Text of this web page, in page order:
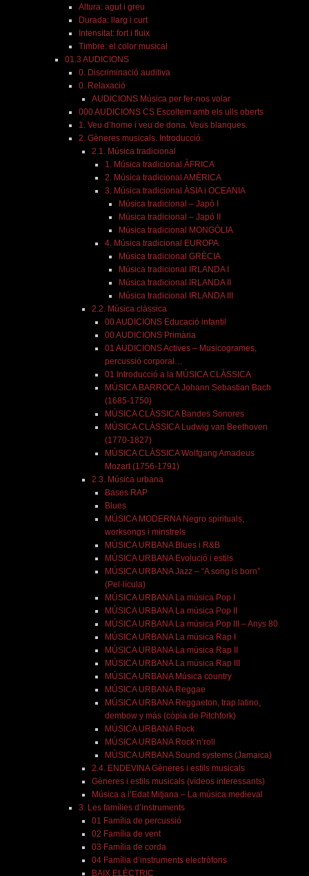
Altura: agut i greu
Durada: llarg i curt
Intensitat: fort i fluix
Timbre: el color musical
01.3 AUDICIONS
0. Discriminació auditiva
0. Relaxació
AUDICIONS Música per fer-nos volar
000 AUDICIONS CS Escoltem amb els ulls oberts
1. Veu d’home i veu de dona. Veus blanques.
2. Gèneres musicals. Introducció.
2.1. Música tradicional
1. Música tradicional ÀFRICA
2. Música tradicional AMÈRICA
3. Música tradicional ÀSIA i OCEANIA
Música tradicional – Japó I
Música tradicional – Japó II
Música tradicional MONGÒLIA
4. Música tradicional EUROPA
Música tradicional GRÈCIA
Música tradicional IRLANDA I
Música tradicional IRLANDA II
Música tradicional IRLANDA III
2.2. Música clàssica
00 AUDICIONS Educació infantil
00 AUDICIONS Primària
01 AUDICIONS Actives – Musicogrames,
percussió corporal…
01 Introducció a la MÚSICA CLÀSSICA
MÚSICA BARROCA Johann Sebastian Bach
(1685-1750)
MÚSICA CLÀSSICA Bandes Sonores
MÚSICA CLÀSSICA Ludwig van Beethoven
(1770-1827)
MÚSICA CLÀSSICA Wolfgang Amadeus
Mozart (1756-1791)
2.3. Música urbana
Bases RAP
Blues
MÚSICA MODERNA Negro spirituals,
worksongs i minstrels
MÚSICA URBANA Blues i R&B
MÚSICA URBANA Evolució i estils
MÚSICA URBANA Jazz – “A song is born”
(Pel·lícula)
MÚSICA URBANA La música Pop I
MÚSICA URBANA La música Pop II
MÚSICA URBANA La música Pop III – Anys 80
MÚSICA URBANA La música Rap I
MÚSICA URBANA La música Rap II
MÚSICA URBANA La música Rap III
MÚSICA URBANA Música country
MÚSICA URBANA Reggae
MÚSICA URBANA Reggaeton, trap latino,
dembow y más (còpia de Pitchfork)
MÚSICA URBANA Rock
MÚSICA URBANA Rock’n’roll
MÚSICA URBANA Sound systems (Jamaica)
2.4. ENDEVINA Gèneres i estils musicals
Gèneres i estils musicals (vídeos interessants)
Música a l’Edat Mitjana – La música medieval
3. Les famílies d’instruments
01 Família de percussió
02 Família de vent
03 Família de corda
04 Família d’instruments electròfons
BAIX ELÈCTRIC